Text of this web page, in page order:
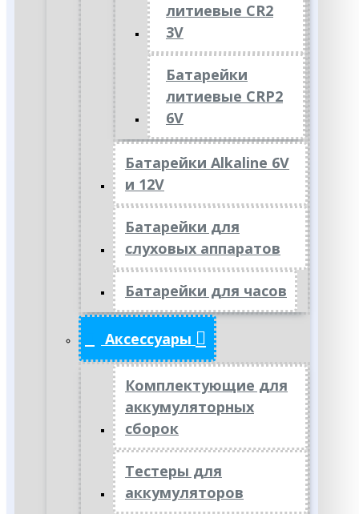
литиевые CR2
3V
Батарейки
литиевые CRP2
6V
Батарейки Alkaline 6V
и 12V
Батарейки для
слуховых аппаратов
Батарейки для часов
Аксессуары
Комплектующие для
аккумуляторных
сборок
Тестеры для
аккумуляторов